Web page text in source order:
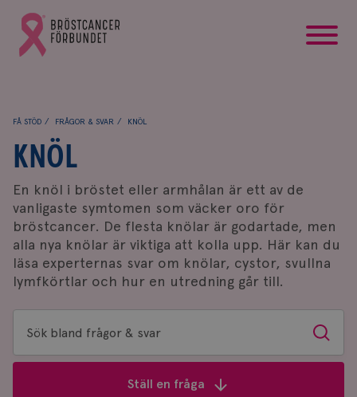
Gå
till
Bröstcancerförbundets
FÅ STÖD FRÅGOR & SVAR KNÖL
KNÖL
En knöl i bröstet eller armhålan är ett av de
vanligaste symtomen som väcker oro för
bröstcancer. De flesta knölar är godartade, men
alla nya knölar är viktiga att kolla upp. Här kan du
läsa experternas svar om knölar, cystor, svullna
lymfkörtlar och hur en utredning går till.
Sök
bland
Sök
Ställ en fråga